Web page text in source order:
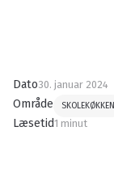
Dato30. januar 2024
Område SKOLEKØKKEN
Læsetid1 minut